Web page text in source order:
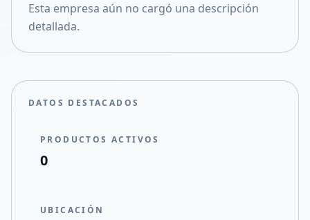
Compartir en X
Esta empresa aún no cargó una descripción
detallada.
DATOS DESTACADOS
PRODUCTOS ACTIVOS
0
UBICACIÓN